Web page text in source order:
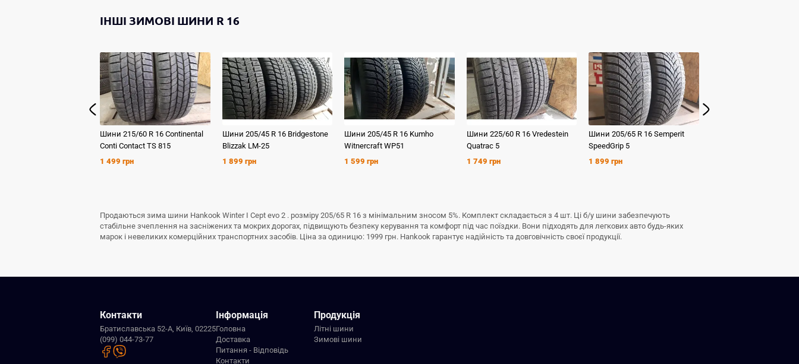
ІНШІЗИМОВІ ШИНИ R 16
Шини 215/60 R 16 Continental
Conti Contact TS 815
1 499 грн
Шини 205/45 R 16 Bridgestone
Blizzak LM-25
1 899 грн
Шини205/45 R 16 Kumho
Witnercraft WP51
1 599 грн
Шини 225/60 R 16 Vredestein
Quatrac 5
1 749 грн
Шини205/65 R 16 Semperit
SpeedGrip 5
1 899 грн
Продаються зима шини Hankook Winter I Cept evo 2 . розміру 205/65 R 16 з мінімальним зносом 5%. Комплект складається з 4 шт. Ці б/у шини забезпечують
стабільне зчеплення на засніжених та мокрих дорогах, підвищують безпеку керування та комфорт під час поїздки. Вони підходять для легкових авто будь-яких
марок і невеликих комерційних транспортних засобів. Ціна за одиницю: 1999 грн. Hankook гарантує надійність та довговічність своєї продукції.
Контакти
Братиславська 52-А, Київ, 02225
(099) 044-73-77
Інформація
Головна
Доставка
Питання - Відповідь
Контакти
Продукція
Літні шини
Зимові шини